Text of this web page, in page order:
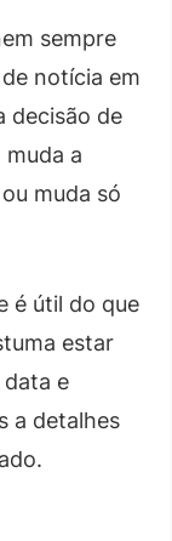
sempre
notícia em
decisão de
muda a
muda só
é útil do que
estar
e
a detalhes